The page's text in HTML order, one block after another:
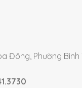
Đông, Phường